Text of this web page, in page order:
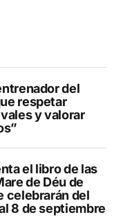
del
respetar
y valorar
el libro de las
de Déu de
celebrarán del
8 de septiembre